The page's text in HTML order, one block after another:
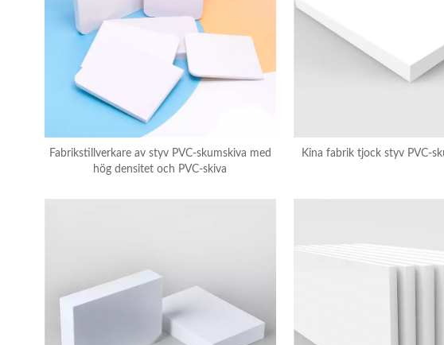
Fabrikstillverkare av styv PVC-skumskiva med
hög densitet och PVC-skiva
Kina fabrik tjock styv PVC-